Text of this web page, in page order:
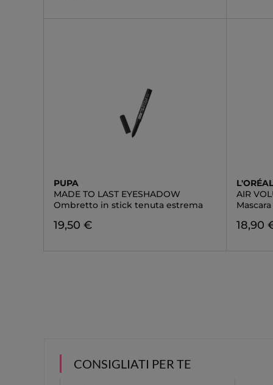
PUPA
MADE TO LAST EYESHADOW
Ombretto in stick tenuta estrema
19,50 €
AIR
18,90
CONSIGLIATI PER TE